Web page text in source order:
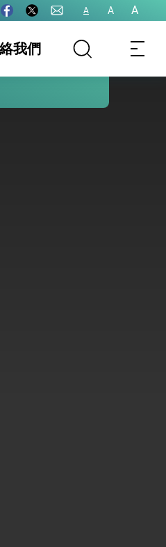
A A A
簽證
依親
知
生活資訊
我們